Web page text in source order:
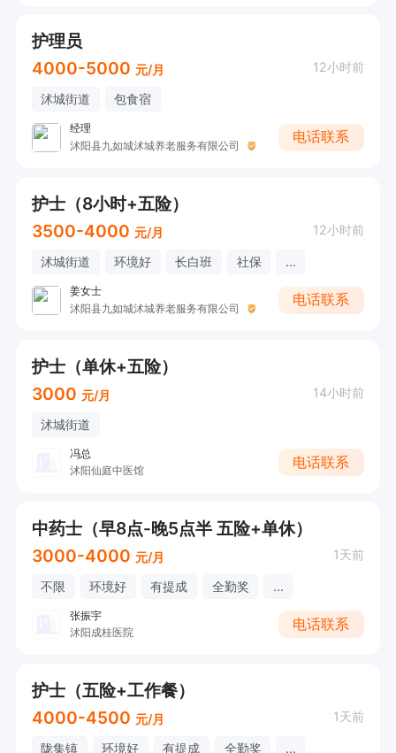
护理员
4000-5000 元/月 12小时前
沭城街道 包食宿
经理
沭阳县九如城沭城养老服务有限公司
电话联系
护士（8小时+五险）
3500-4000 元/月 12小时前
沭城街道 环境好 长白班 社保 ...
姜女士
沭阳县九如城沭城养老服务有限公司
电话联系
护士（单休+五险）
3000 元/月 14小时前
沭城街道
冯总
沭阳仙庭中医馆
电话联系
中药士（早8点-晚5点半 五险+单休）
3000-4000 元/月 1天前
不限 环境好 有提成 全勤奖 ...
张振宇
沭阳成桂医院
电话联系
护士（五险+工作餐）
4000-4500 元/月 1天前
陇集镇 环境好 有提成 全勤奖 ...